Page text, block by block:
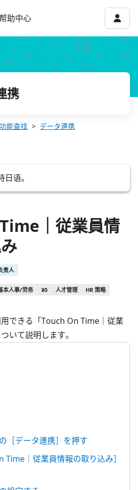
助中心 账号
携
能查找 データ連携
语。
｜従業員情
责人
本人事/劳务 ¥0 人才管理 HR 策略
できる「Touch On Time｜従業
いて説明します。
［データ連携］を押す
Time｜従業員情報の取り込み］